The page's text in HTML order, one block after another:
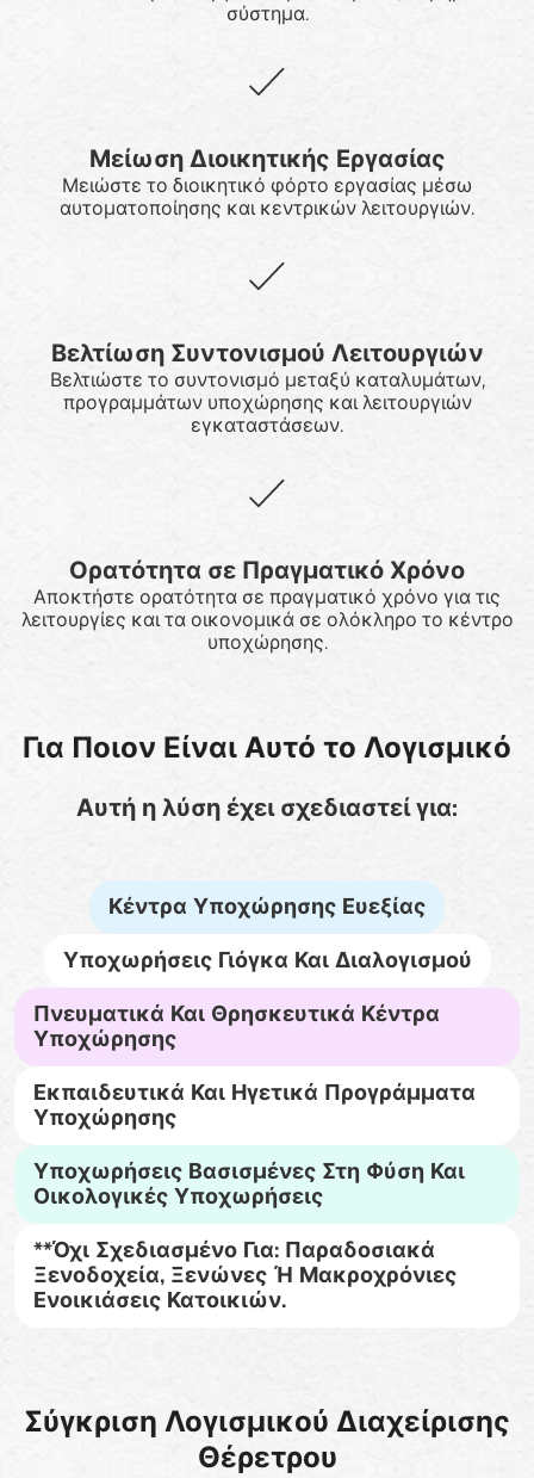
σύστημα.
Μείωση Διοικητικής Εργασίας
Μειώστε το διοικητικό φόρτο εργασίας μέσω
αυτοματοποίησης και κεντρικών λειτουργιών.
Βελτίωση Συντονισμού Λειτουργιών
Βελτιώστε το συντονισμό μεταξύ καταλυμάτων,
προγραμμάτων υποχώρησης και λειτουργιών
εγκαταστάσεων.
Ορατότητα σε Πραγματικό Χρόνο
Αποκτήστε ορατότητα σε πραγματικό χρόνο για τις
λειτουργίες και τα οικονομικά σε ολόκληρο το κέντρο
υποχώρησης.
Για Ποιον Είναι Αυτό το Λογισμικό
Αυτή η λύση έχει σχεδιαστεί για:
Κέντρα Υποχώρησης Ευεξίας
Υποχωρήσεις Γιόγκα Και Διαλογισμού
Πνευματικά Και Θρησκευτικά Κέντρα
Υποχώρησης
Εκπαιδευτικά Και Ηγετικά Προγράμματα
Υποχώρησης
Υποχωρήσεις Βασισμένες Στη Φύση Και
Οικολογικές Υποχωρήσεις
**Όχι Σχεδιασμένο Για: Παραδοσιακά
Ξενοδοχεία, Ξενώνες Ή Μακροχρόνιες
Ενοικιάσεις Κατοικιών.
Σύγκριση Λογισμικού Διαχείρισης
Θέρετρου